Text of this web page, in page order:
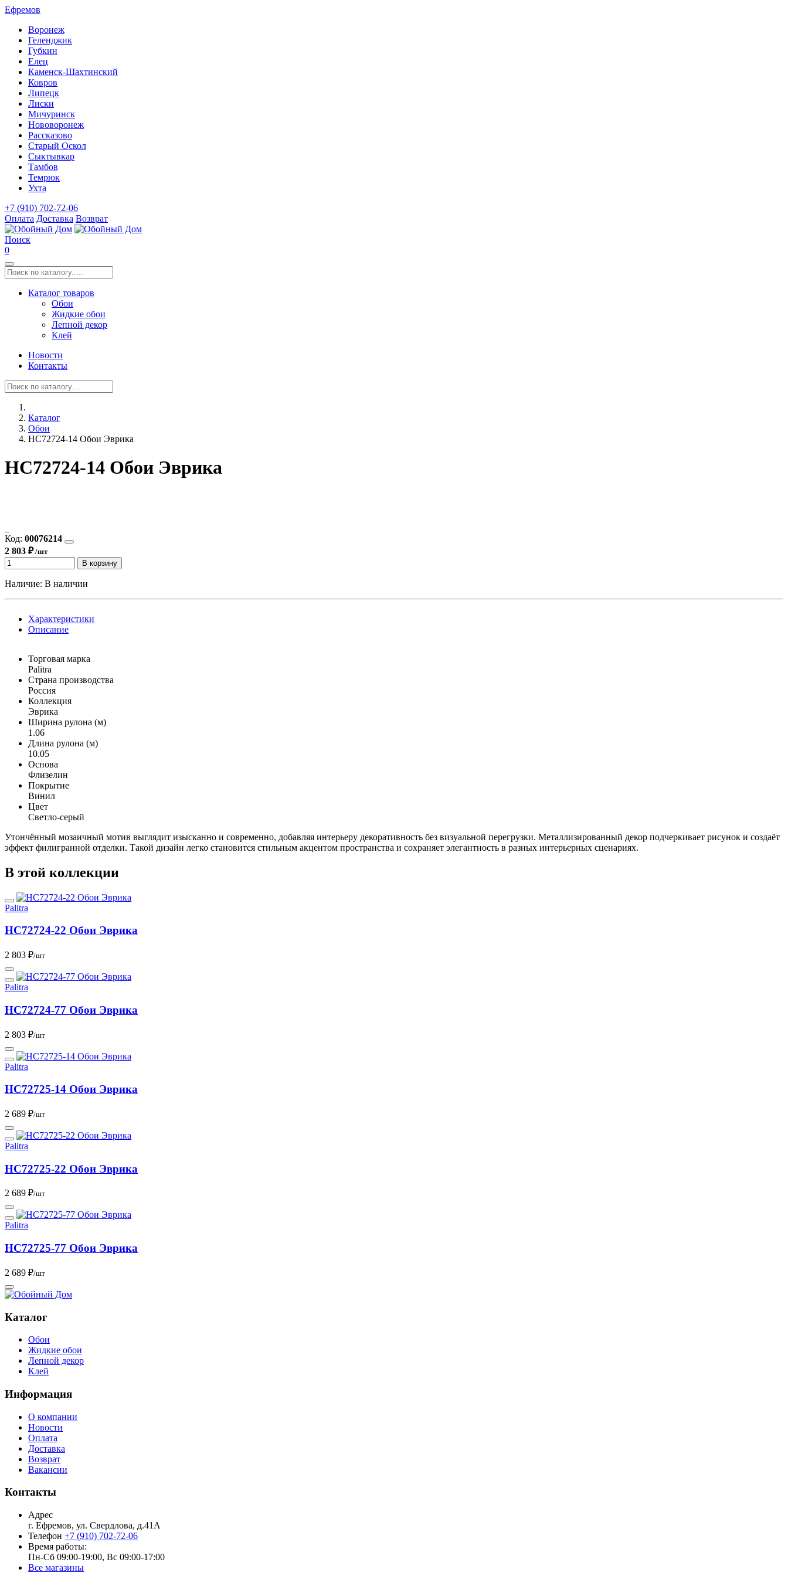
Ефремов
Воронеж
Геленджик
Губкин
Елец
Каменск-Шахтинский
Ковров
Липецк
Лиски
Мичуринск
Нововоронеж
Рассказово
Старый Оскол
Сыктывкар
Тамбов
Темрюк
Ухта
+7 (910) 702-72-06
Оплата Доставка Возврат
Поиск
0
Каталог товаров
Обои
Жидкие обои
Лепной декор
Клей
Новости
Контакты
Каталог
Обои
HC72724-14 Обои Эврика
HC72724-14 Обои Эврика
Код: 00076214
2 803 ₽/шт
В корзину
Наличие: В наличии
Характеристики
Описание
Торговая марка
Palitra
Страна производства
Россия
Коллекция
Эврика
Ширина рулона (м)
1.06
Длина рулона (м)
10.05
Основа
Флизелин
Покрытие
Винил
Цвет
Светло-серый
Утончённый мозаичный мотив выглядит изысканно и современно, добавляя интерьеру декоративность без визуальной перегрузки. Металлизированный декор подчеркивает рисунок и создаёт
эффект филигранной отделки. Такой дизайн легко становится стильным акцентом пространства и сохраняет элегантность в разных интерьерных сценариях.
В этой коллекции
Palitra
HC72724-22 Обои Эврика
2 803 ₽/шт
Palitra
HC72724-77 Обои Эврика
2 803 ₽/шт
Palitra
HC72725-14 Обои Эврика
2 689 ₽/шт
Palitra
HC72725-22 Обои Эврика
2 689 ₽/шт
Palitra
HC72725-77 Обои Эврика
2 689 ₽/шт
Каталог
Обои
Жидкие обои
Лепной декор
Клей
Информация
О компании
Новости
Оплата
Доставка
Возврат
Вакансии
Контакты
Адрес
г. Ефремов, ул. Свердлова, д.41А
Телефон +7 (910) 702-72-06
Время работы:
Пн-Сб 09:00-19:00, Вс 09:00-17:00
Все магазины